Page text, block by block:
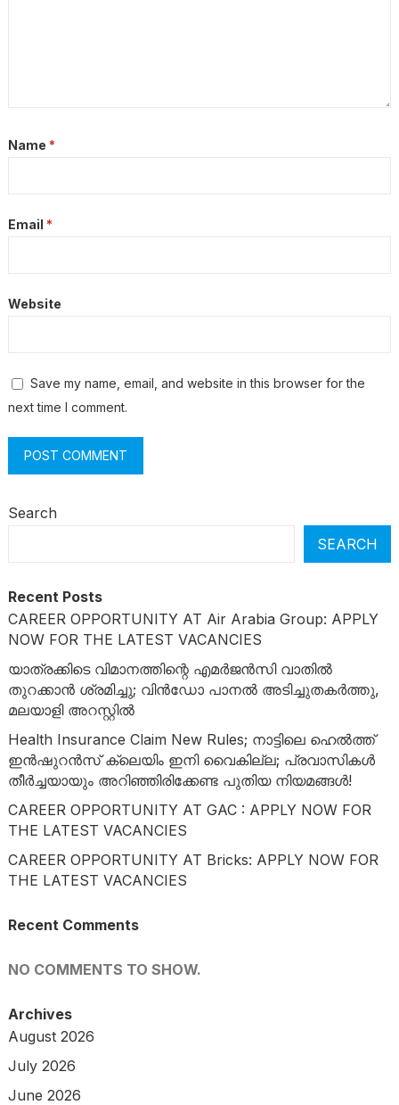
Name *
Email *
Website
Save my name, email, and website in this browser for the
next time I comment.
Search
SEARCH
Recent Posts
CAREER OPPORTUNITY AT Air Arabia Group: APPLY
NOW FOR THE LATEST VACANCIES
യാത്രക്കിടെ വിമാനത്തിന്റെ എമർജൻസി വാതിൽ
തുറക്കാൻ ശ്രമിച്ചു; വിൻഡോ പാനൽ അടിച്ചുതകർത്തു,
മലയാളി അറസ്റ്റിൽ
Health Insurance Claim New Rules; നാട്ടിലെ ഹെൽത്ത്
ഇൻഷുറൻസ് ക്ലെയിം ഇനി വൈകില്ല; പ്രവാസികൾ
തീർച്ചയായും അറിഞ്ഞിരിക്കേണ്ട പുതിയ നിയമങ്ങൾ!
CAREER OPPORTUNITY AT GAC : APPLY NOW FOR
THE LATEST VACANCIES
CAREER OPPORTUNITY AT Bricks: APPLY NOW FOR
THE LATEST VACANCIES
Recent Comments
NO COMMENTS TO SHOW.
Archives
August 2026
July 2026
June 2026